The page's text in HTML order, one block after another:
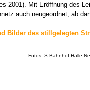
2001). Mit Eröffnung des
auch neugeordnet, ab
Bilder des stillgelegten
Fotos: S-Bahnhof Halle-